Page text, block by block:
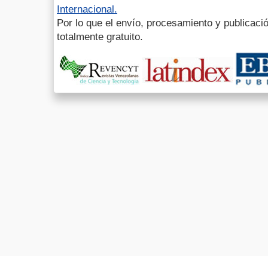
Internacional.
Por lo que el envío, procesamiento y
totalmente gratuito.